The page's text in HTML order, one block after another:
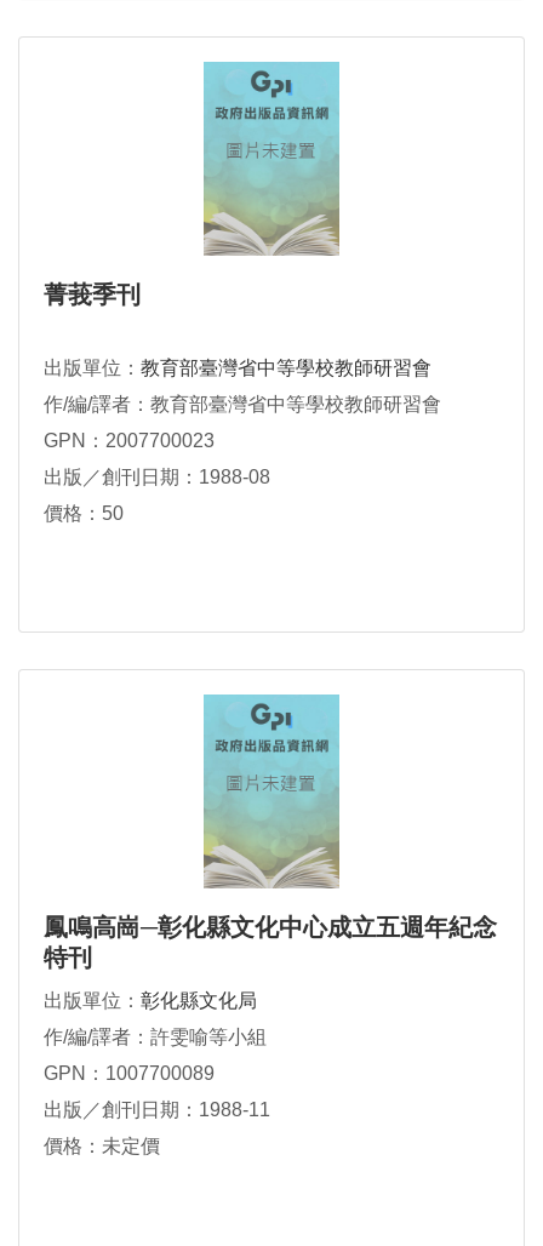
菁莪季刊
出版單位： 教育部臺灣省中等學校教師研習會
作/編/譯者：教育部臺灣省中等學校教師研習會
GPN：2007700023
出版／創刊日期：1988-08
價格：50
鳳鳴高崗─彰化縣文化中心成立五週年紀念
特刊
出版單位： 彰化縣文化局
作/編/譯者：許雯喻等小組
GPN：1007700089
出版／創刊日期：1988-11
價格：未定價